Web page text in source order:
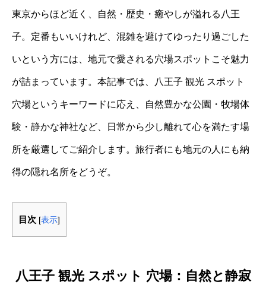
東京からほど近く、自然・歴史・癒やしが溢れる八王
子。定番もいいけれど、混雑を避けてゆったり過ごした
いという方には、地元で愛される穴場スポットこそ魅力
が詰まっています。本記事では、八王子 観光 スポット
穴場というキーワードに応え、自然豊かな公園・牧場体
験・静かな神社など、日常から少し離れて心を満たす場
所を厳選してご紹介します。旅行者にも地元の人にも納
得の隠れ名所をどうぞ。
目次 [表示]
八王子 観光 スポット 穴場：自然と静寂